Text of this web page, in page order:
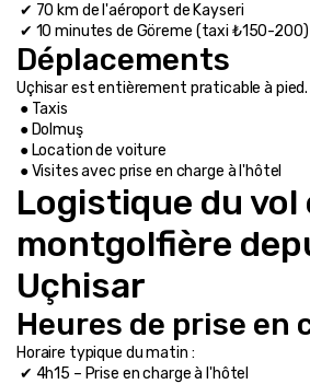
✔ 70 km de l'aéroport de Kayseri
✔ 10 minutes de Göreme (taxi ₺150-200)
Déplacements
Uçhisar est entièrement praticable à pied.
● Taxis
● Dolmuş
● Location de voiture
● Visites avec prise en charge à l'hôtel
Logistique du vol
montgolfière
Uçhisar
Heures de prise en
Horaire typique du matin :
✔ 4h15 – Prise en charge à l'hôtel